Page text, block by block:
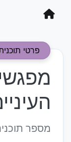
פרטי
מספר תוכנית